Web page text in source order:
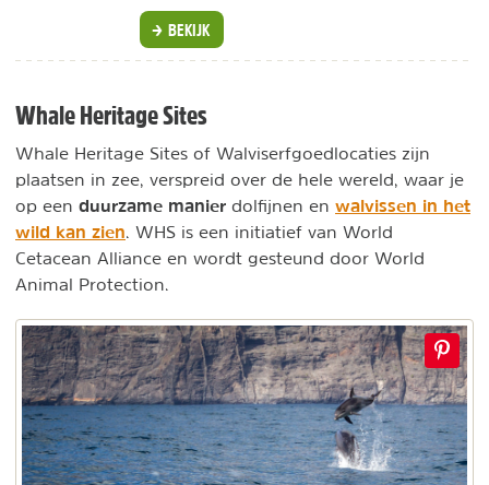
BEKIJK
Whale Heritage Sites
Whale Heritage Sites of Walviserfgoedlocaties zijn
plaatsen in zee, verspreid over de hele wereld, waar je
op een duurzame manier dolfijnen en walvissen in het
wild kan zien. WHS is een initiatief van World
Cetacean Alliance en wordt gesteund door World
Animal Protection.